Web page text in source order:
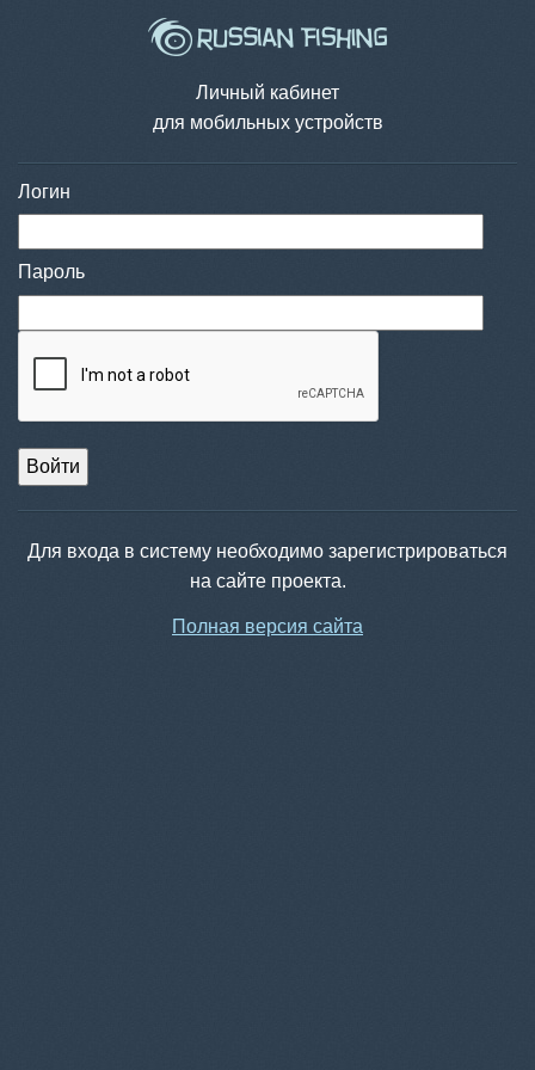
Личный кабинет
для мобильных устройств
Логин
Пароль
Войти
Для входа в систему необходимо зарегистрироваться
на сайте проекта.
Полная версия сайта